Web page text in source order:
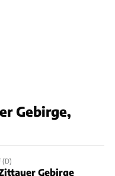
Gebirge,
(D)
Gebirge